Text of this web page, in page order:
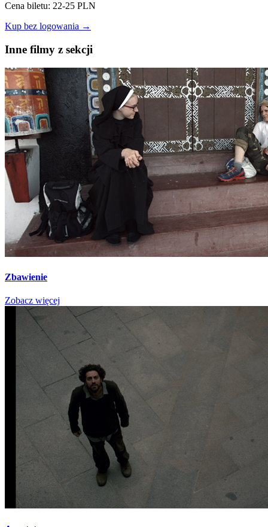
Cena biletu: 22-25 PLN
Kup bez logowania →
Inne filmy z sekcji
Zbawienie
Zobacz więcej